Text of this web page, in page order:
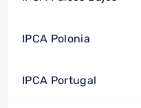
IPCA Polonia
IPCA Portugal